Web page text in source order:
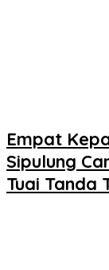
Empat
Sipulung
Tuai Tanda